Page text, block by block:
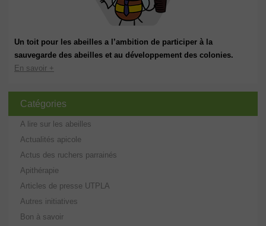
Un toit pour les abeilles a l’ambition de participer à la
sauvegarde des abeilles et au développement des colonies.
En savoir +
Catégories
A lire sur les abeilles
Actualités apicole
Actus des ruchers parrainés
Apithérapie
Articles de presse UTPLA
Autres initiatives
Bon à savoir